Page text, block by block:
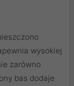
wysokiej
zarówno
bas dodaje